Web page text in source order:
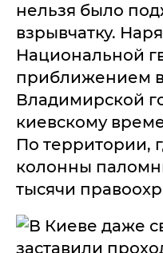
нельзя было
взрывчатку.
Национальной
приближением
Владимирской
киевскому
По территории,
колонны
тысячи